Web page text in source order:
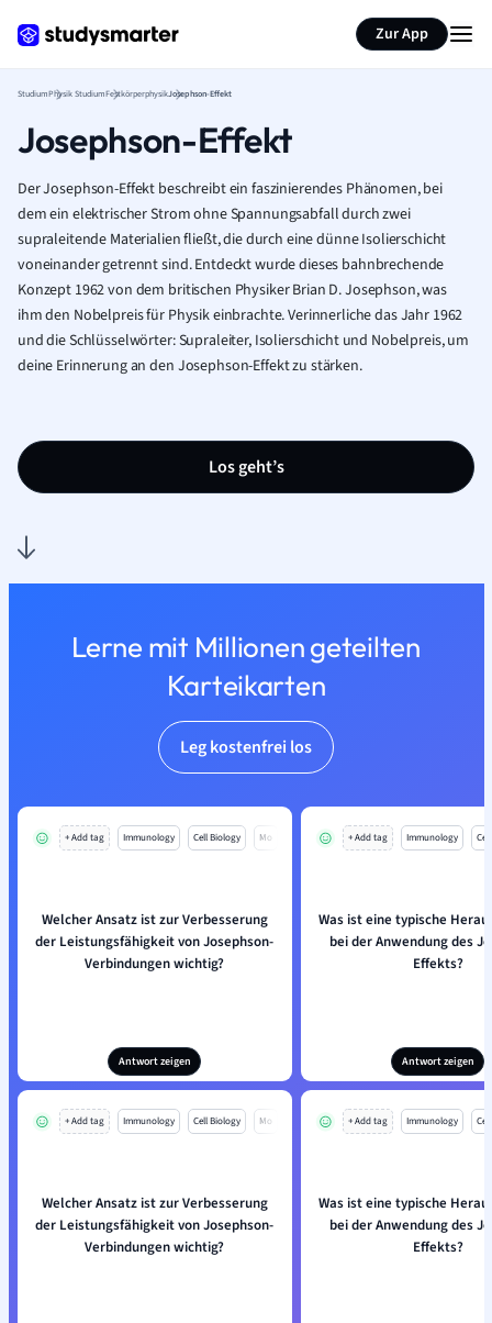
Zur App
StudiumPhysik StudiumFestkörperphysikJosephson-Effekt
Josephson-Effekt
Der Josephson-Effekt beschreibt ein faszinierendes Phänomen, bei
dem ein elektrischer Strom ohne Spannungsabfall durch zwei
supraleitende Materialien fließt, die durch eine dünne Isolierschicht
voneinander getrennt sind. Entdeckt wurde dieses bahnbrechende
Konzept 1962 von dem britischen Physiker Brian D. Josephson, was
ihm den Nobelpreis für Physik einbrachte. Verinnerliche das Jahr 1962
und die Schlüsselwörter: Supraleiter, Isolierschicht und Nobelpreis, um
deine Erinnerung an den Josephson-Effekt zu stärken.
Los geht’s
Lerne mit Millionen geteilten
Karteikarten
Leg kostenfrei los
+ Add tag Immunology Cell Biology Mo
Welcher Ansatz ist zur Verbesserung
der Leistungsfähigkeit von Josephson-
Verbindungen wichtig?
Antwort zeigen
+ Add tag Immunology
Was ist eine typische
bei der Anwendung des
Effekts?
Antwort zeigen
+ Add tag Immunology Cell Biology Mo
Welcher Ansatz ist zur Verbesserung
der Leistungsfähigkeit von Josephson-
Verbindungen wichtig?
+ Add tag Immunology
Was ist eine typische
bei der Anwendung des
Effekts?